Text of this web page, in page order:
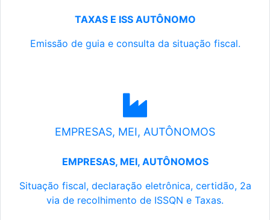
TAXAS E ISS AUTÔNOMO
Emissão de guia e consulta da situação fiscal.
EMPRESAS, MEI, AUTÔNOMOS
EMPRESAS, MEI, AUTÔNOMOS
Situação fiscal, declaração eletrônica, certidão, 2a
via de recolhimento de ISSQN e Taxas.